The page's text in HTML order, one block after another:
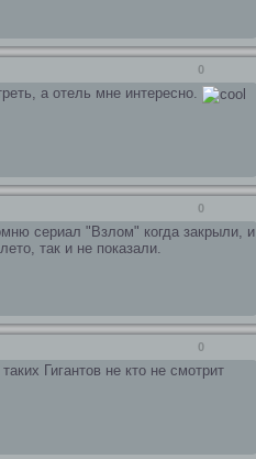
0
а отель мне интересно.
0
сериал "Взлом" когда закрыли, и
так и не показали.
0
Гигантов не кто не смотрит